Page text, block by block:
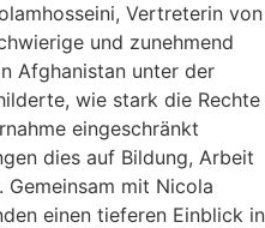
Vertreterin von
und zunehmend
Afghanistan unter der
wie stark die Rechte
eingeschränkt
dies auf Bildung, Arbeit
mit Nicola
einen tieferen Einblick in